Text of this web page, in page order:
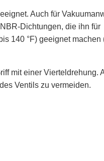
Auch für
Dichtungen, die ihn für
140 °F) geeignet machen
mit einer Vierteldrehung.
Ventils zu vermeiden.